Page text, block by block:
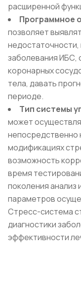
расширенной
Программное
позволяет
недостаточности,
заболевания ИБС,
коронарных
тела, давать
периоде.
Тип системы
может
непосредственно
модификациях
возможность
время
поколения анализ
параметров
Стресс-система
диагностики
эффективности